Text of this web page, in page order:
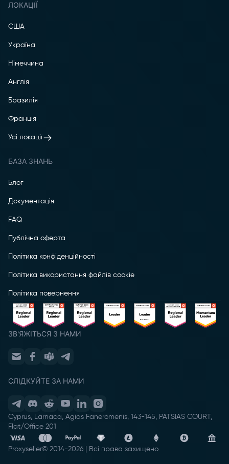
ЛОКАЦІЇ
США
Україна
Німеччина
Англія
Бразилія
Франція
Усі локації
БАЗА ЗНАНЬ
Блог
Документація
FAQ
Публічна оферта
Політика конфіденційності
Політика використання файлів cookie
Політика повернення
ЗВ'ЯЖІТЬСЯ З НАМИ
СЛІДКУЙТЕ ЗА НАМИ
Cyprus, Larnaca, Agias Faneromenis, 143-145, PATSIAS COURT,
Flat/Office 201
Proxyseller© 2014-2026 Всі права захищено